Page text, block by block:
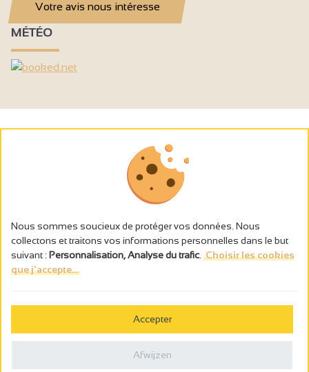
Votre avis nous intéresse
MÉTÉO
L’abus d’alcool est dangereux pour la santé, à consommer avec
Politique de confidentialité
Nous sommes soucieux de protéger vos données. Nous
collectons et traitons vos informations personnelles dans le but
suivant : Personnalisation, Analyse du trafic Choisir les cookies
que j'accepte...
Accepter
Afwijzen